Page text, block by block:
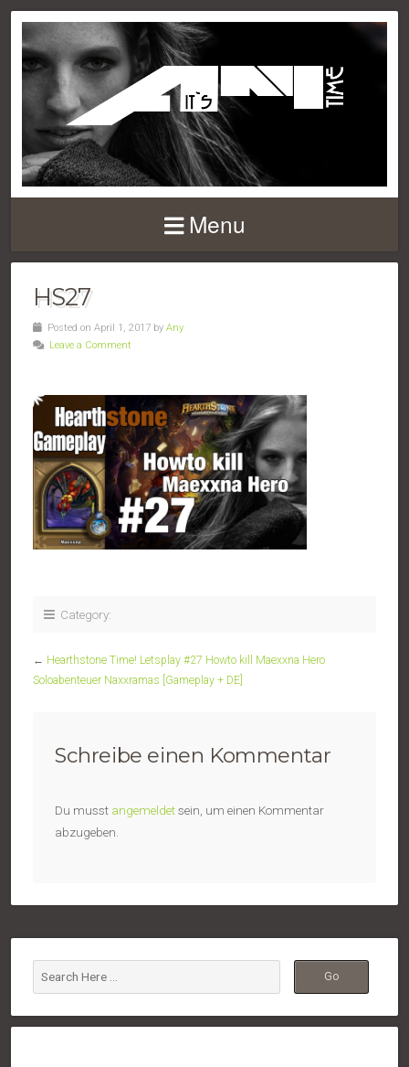
Menu
HS27
Posted on April 1, 2017 by Any
Leave a Comment
Category:
← Hearthstone Time! Letsplay #27 Howto kill Maexxna Hero
Soloabenteuer Naxxramas [Gameplay + DE]
Schreibe einen Kommentar
Du musst angemeldetsein, um einen Kommentar
abzugeben.